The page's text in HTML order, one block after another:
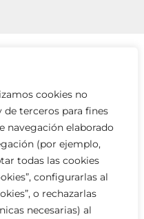
cookies no
de terceros para fines
navegación elaborado
(por ejemplo,
todas las cookies
configurarlas al
o rechazarlas
necesarias) al
NEWSLETTERS